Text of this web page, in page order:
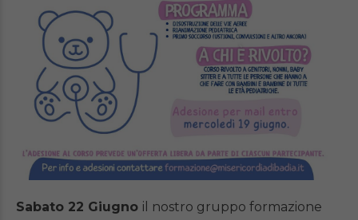
Sabato 22 Giugno il nostro gruppo formazione